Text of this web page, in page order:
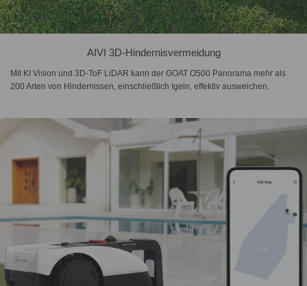
AIVI 3D-Hindernisvermeidung
Mit KI Vision und 3D-ToF LiDAR kann der GOAT O500 Panorama mehr als
200 Arten von Hindernissen, einschließlich Igeln, effektiv ausweichen.